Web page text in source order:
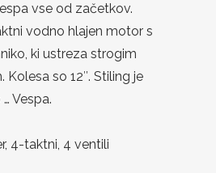
vse od začetkov.
vodno hlajen motor s
ki ustreza strogim
Kolesa so 12″. Stiling je
Vespa.
4-taktni, 4 ventili